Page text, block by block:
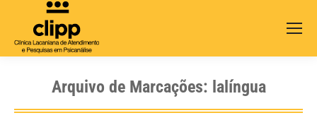
Arquivo de Marcações: lalíngua